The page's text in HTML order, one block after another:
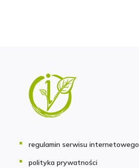
regulamin serwisu internetowego
polityka prywatności